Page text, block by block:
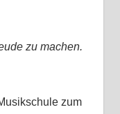
zu machen.
zum